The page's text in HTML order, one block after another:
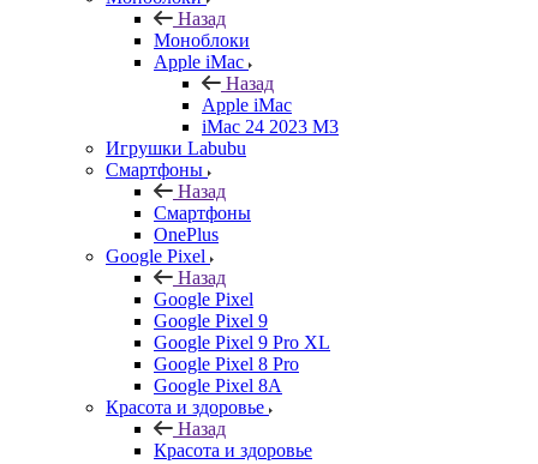
Назад
Моноблоки
Apple iMac
Назад
Apple iMac
iMac 24 2023 M3
Игрушки Labubu
Смартфоны
Назад
Смартфоны
OnePlus
Google Pixel
Назад
Google Pixel
Google Pixel 9
Google Pixel 9 Pro XL
Google Pixel 8 Pro
Google Pixel 8A
Красота и здоровье
Назад
Красота и здоровье